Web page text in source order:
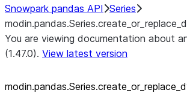
Snowpark pandas API Series
You are viewing documentation about
(1.47.0). View latest version
modin.pandas.Series.create_ or_ replace_